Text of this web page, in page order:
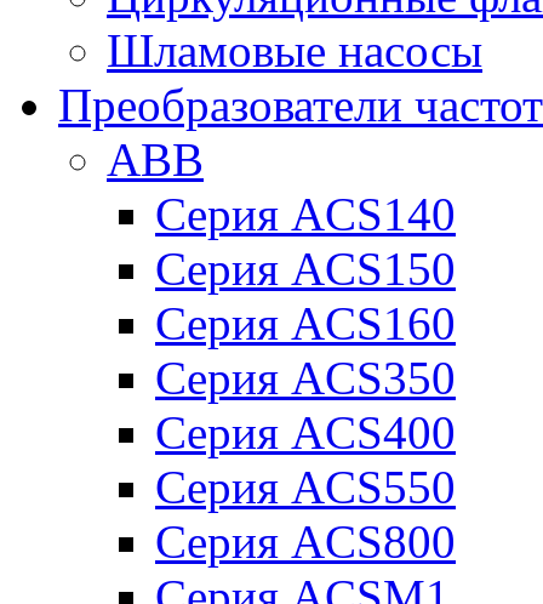
Шламовые насосы
Преобразователи
ABB
Серия ACS140
Серия ACS150
Серия ACS160
Серия ACS350
Серия ACS400
Серия ACS550
Серия ACS800